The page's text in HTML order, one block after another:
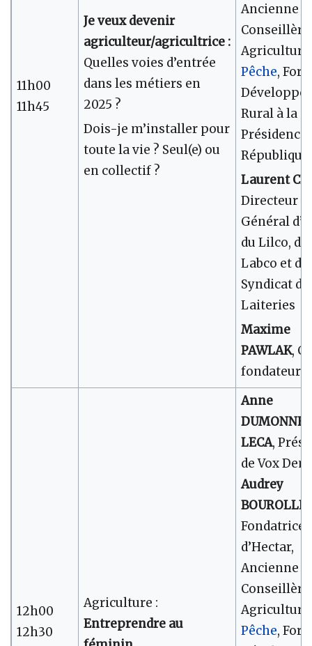
11h00
11h45
Je veux devenir
agriculteur/agricultrice :
Quelles voies d’entrée
dans les métiers en
2025 ?
Dois-je m’installer pour
toute la vie ? Seul(e) ou
en collectif ?
Ancienne
Conseillère
Agriculture,
Pêche,
Rural à la
Présidence
République
Laurent
Directeur
Général
du Lilco, du
Labco et du
Syndicat
Laiteries
Maxime
PAWLAK,
fondateur
12h00
12h30
Agriculture :
Entreprendre au
Anne
LECA,
de Vox
Audrey
Fondatrice
d’Hectar,
Ancienne
Conseillère
Agriculture,
Pêche,